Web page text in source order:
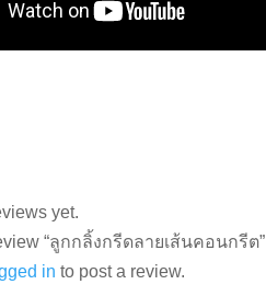
yet.
“ลูกกลิ้งกรีดลายเส้นคอนกรีต”
in to post a review.